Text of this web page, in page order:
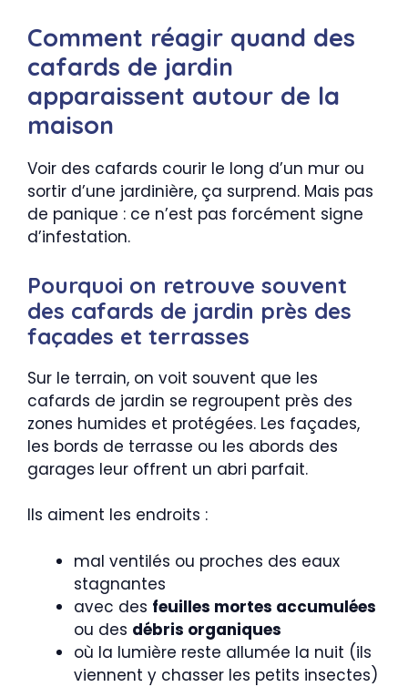
Comment réagir quand des
cafards de jardin
apparaissent autour de la
maison
Voir des cafards courir le long d’un mur ou
sortir d’une jardinière, ça surprend. Mais pas
de panique : ce n’est pas forcément signe
d’infestation.
Pourquoi on retrouve souvent
des cafards de jardin près des
façades et terrasses
Sur le terrain, on voit souvent que les
cafards de jardin se regroupent près des
zones humides et protégées. Les façades,
les bords de terrasse ou les abords des
garages leur offrent un abri parfait.
Ils aiment les endroits :
mal ventilés ou proches des eaux
stagnantes
avec des feuilles mortes accumulées
ou des débris organiques
où la lumière reste allumée la nuit (ils
viennent y chasser les petits insectes)